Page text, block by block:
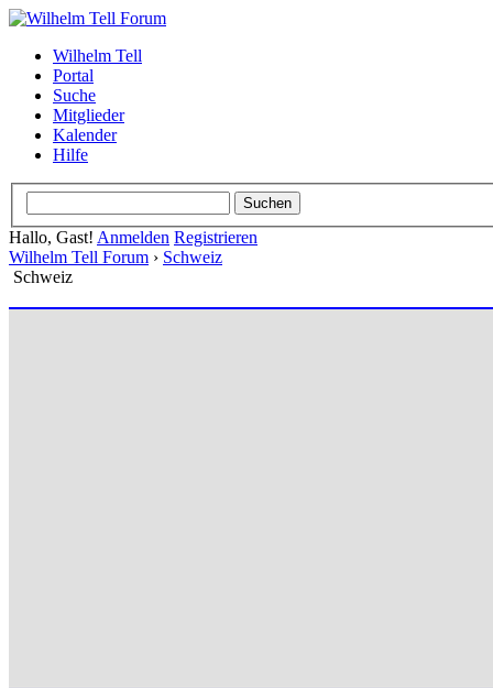
Wilhelm Tell
Portal
Suche
Mitglieder
Kalender
Hilfe
Hallo, Gast! Anmelden Registrieren
Wilhelm Tell Forum › Schweiz
Schweiz